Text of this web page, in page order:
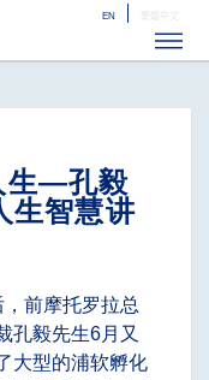
EN
生—孔毅
生智慧讲
前摩托罗拉总
孔毅先生6月又
大型的浦软孵化